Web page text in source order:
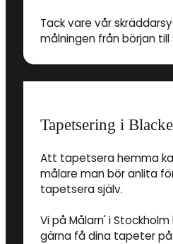
Tack vare vår
målningen från början till
Tapetsering i
Att tapetsera hemma
målare man bör anlita
tapetsera själv.
Vi på Målarn' i
gärna få dina tapeter